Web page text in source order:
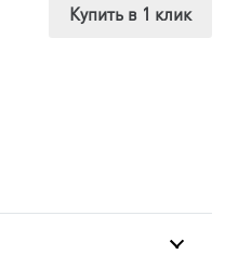
Купить в 1 клик